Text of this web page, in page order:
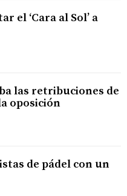
el ‘Cara al Sol’ a
las retribuciones de
oposición
de pádel con un